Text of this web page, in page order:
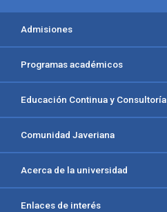
Admisiones
Programas académicos
Educación Continua y Consultoría
Comunidad Javeriana
Acerca de la universidad
Enlaces de interés